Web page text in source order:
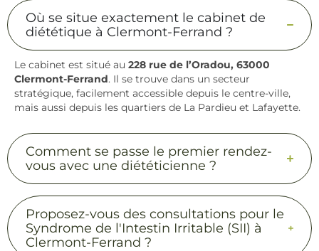
Où se situe exactement le cabinet de
diététique à Clermont-Ferrand ?
Le cabinet est situé au 228 rue de l’Oradou, 63000
Clermont-Ferrand. Il se trouve dans un secteur
stratégique, facilement accessible depuis le centre-ville,
mais aussi depuis les quartiers de La Pardieu et Lafayette.
Comment se passe le premier rendez-
vous avec une diététicienne ?
Proposez-vous des consultations pour le
Syndrome de l'Intestin Irritable (SII) à
Clermont-Ferrand ?